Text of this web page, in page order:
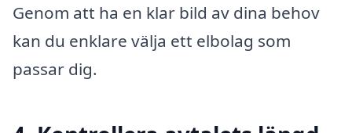
Genom att ha en klar bild av dina behov
kan du enklare välja ett elbolag som
passar dig.